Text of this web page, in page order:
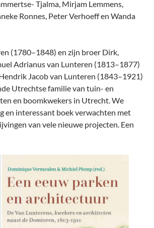
Tjalma, Mirjam Lemmens,
Ronnes, Peter Verhoeff en Wanda
(1780–1848) en zijn broer Dirk,
Adrianus van Lunteren (1813–1877)
Jacob van Lunteren (1843–1921)
Utrechtse familie van tuin- en
en boomkwekers in Utrecht . We
en interessant boek verwachten met
van vele nieuwe projecten. Een